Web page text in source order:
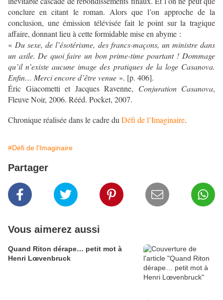
conclure en citant le roman. Alors que l’on approche de la
conclusion, une émission télévisée fait le point sur la tragique
affaire, donnant lieu à cette formidable mise en abyme :
« Du sexe, de l’ésotérisme, des francs-maçons, un ministre dans
un asile. De quoi faire un bon prime-time pourtant ! Dommage
qu’il n’existe aucune image des pratiques de la loge Casanova.
Enfin… Merci encore d’être venue ». [p. 406].
Éric Giacometti et Jacques Ravenne, Conjuration Casanova,
Fleuve Noir, 2006. Rééd. Pocket, 2007.
Chronique réalisée dans le cadre du Défi de l’Imaginaire.
#Défi de l'Imaginaire
Partager
Vous aimerez aussi
Quand Riton dérape… petit mot à
Henri Lœvenbruck